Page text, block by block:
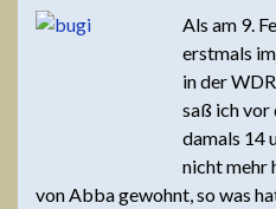
Als am 9.
erstmals
in der
saß ich vor
damals 14
nicht mehr
von Abba gewohnt, so was